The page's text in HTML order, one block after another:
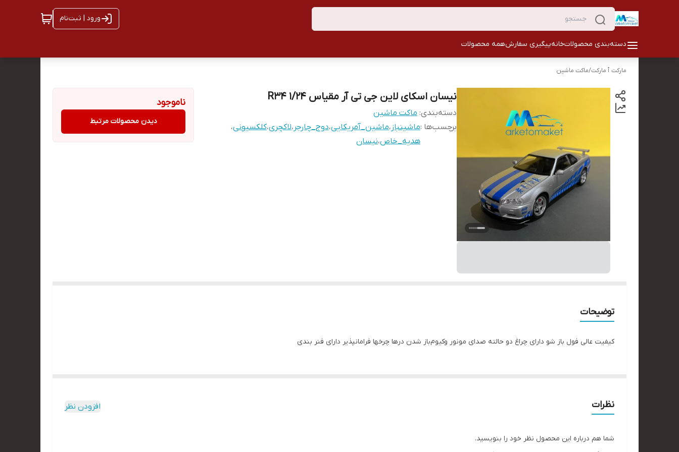
ورود | ثبت‌نام
دسته‌بندی محصولاتخانهپیگیری سفارشهمه محصولات
مارکت ٱ مارکت/ماکت ماشین
نیسان اسکای لاین جی تی آر مقیاس ۱/۲۴ R34
دسته‌بندی: ماکت ماشین
برچسب‌ها :ماشینباز ،ماشین_آمریکایی،دوج_چارجر ،لاکچری،کلکسیونی،
هدیه_خاص،نیسان
ناموجود
دیدن محصولات مرتبط
توضیحات
کیفیت عالی فول باز شو دارای چراغ دو حالته صدای مونور وکیوم‌باز شدن درها چرخها فرامانپذیر دارای فنر بندی
نظرات افزودن نظر
شما هم درباره این محصول نظر خود را بنویسید.